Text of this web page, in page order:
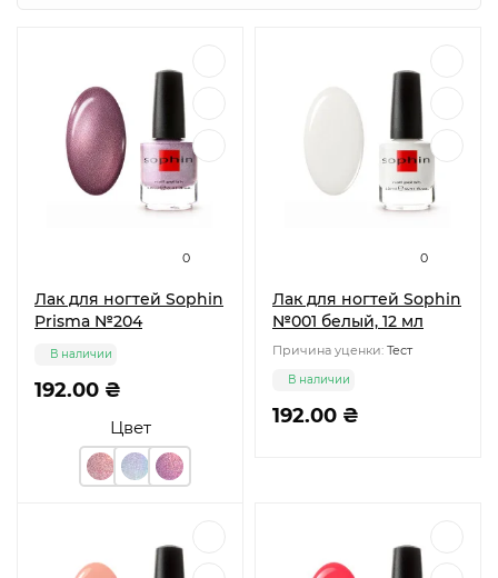
0
Лак для ногтей Sophin
Prisma №204
Цвет
192.00 ₴
В наличии
0
Лак для ногтей Sophin
№001 белый, 12 мл
Причина уценки: Тест
192.00 ₴
В наличии